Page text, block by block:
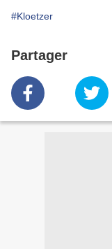
#Kloetzer
Partager